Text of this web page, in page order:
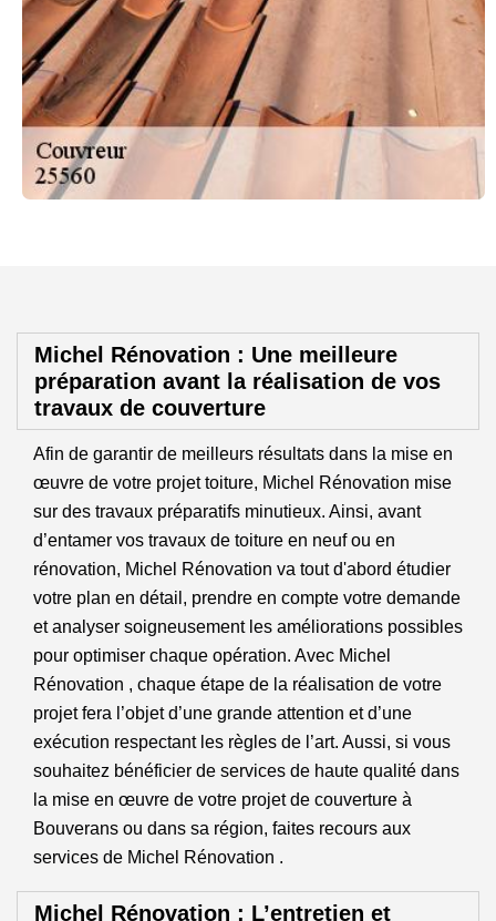
Michel Rénovation : Une meilleure
préparation avant la réalisation de vos
travaux de couverture
Afin de garantir de meilleurs résultats dans la mise en
œuvre de votre projet toiture, Michel Rénovation mise
sur des travaux préparatifs minutieux. Ainsi, avant
d’entamer vos travaux de toiture en neuf ou en
rénovation, Michel Rénovation va tout d'abord étudier
votre plan en détail, prendre en compte votre demande
et analyser soigneusement les améliorations possibles
pour optimiser chaque opération. Avec Michel
Rénovation , chaque étape de la réalisation de votre
projet fera l’objet d’une grande attention et d’une
exécution respectant les règles de l’art. Aussi, si vous
souhaitez bénéficier de services de haute qualité dans
la mise en œuvre de votre projet de couverture à
Bouverans ou dans sa région, faites recours aux
services de Michel Rénovation .
Michel Rénovation : L’entretien et